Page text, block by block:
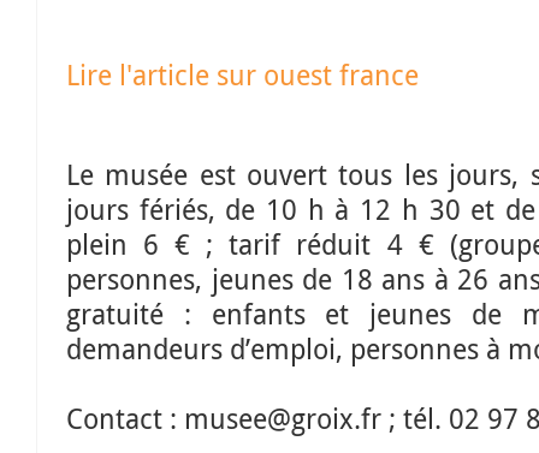
Lire l'article sur ouest france
Le musée est ouvert tous les jours,
jours fériés, de 10 h à 12 h 30 et
plein 6 € ; tarif réduit 4 €
personnes, jeunes de 18 ans à 26
gratuité : enfants et jeunes de
demandeurs d’emploi, personnes à
Contact : musee@groix.fr ; tél. 02 97